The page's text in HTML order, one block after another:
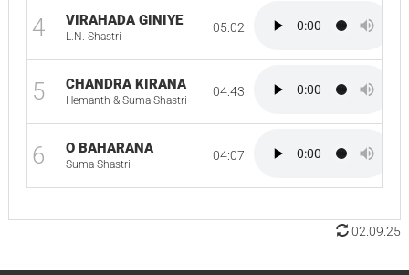
4 VIRAHADA GINIYE
L.N. Shastri
05:02
5 CHANDRA KIRANA
Hemanth & Suma Shastri
04:43
6 O BAHARANA
Suma Shastri
04:07
02.09.25